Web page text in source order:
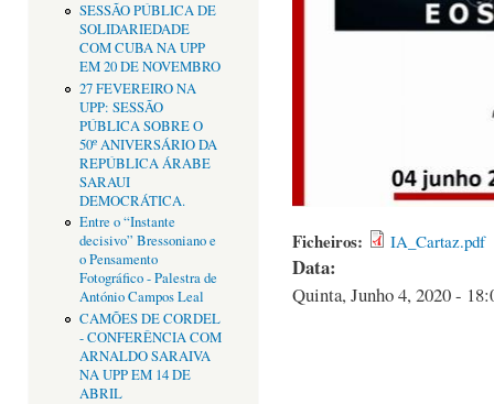
SESSÃO PÚBLICA DE
SOLIDARIEDADE
COM CUBA NA UPP
EM 20 DE NOVEMBRO
27 FEVEREIRO NA
UPP: SESSÃO
PÚBLICA SOBRE O
50º ANIVERSÁRIO DA
REPÚBLICA ÁRABE
SARAUI
DEMOCRÁTICA.
Entre o “Instante
decisivo” Bressoniano e
o Pensamento
Fotográfico - Palestra de
António Campos Leal
CAMÕES DE CORDEL
- CONFERÊNCIA COM
ARNALDO SARAIVA
NA UPP EM 14 DE
ABRIL
Ficheiros: IA_Cartaz.pdf
Data:
Quinta, Junho 4, 2020 -